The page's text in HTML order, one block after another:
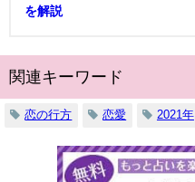
を解説
関連キーワード
恋の行方 恋愛 2021年